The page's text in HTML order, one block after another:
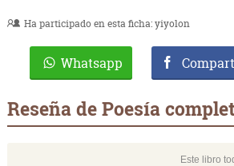
Ha participado en esta ficha:yiyolon
Whatsapp
Reseña de Poesía
Este libro